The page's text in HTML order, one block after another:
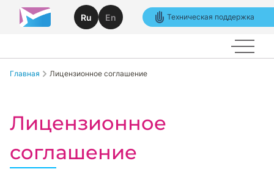
Ru En Техническая поддержка
Главная Лицензионное соглашение
Лицензионное
соглашение